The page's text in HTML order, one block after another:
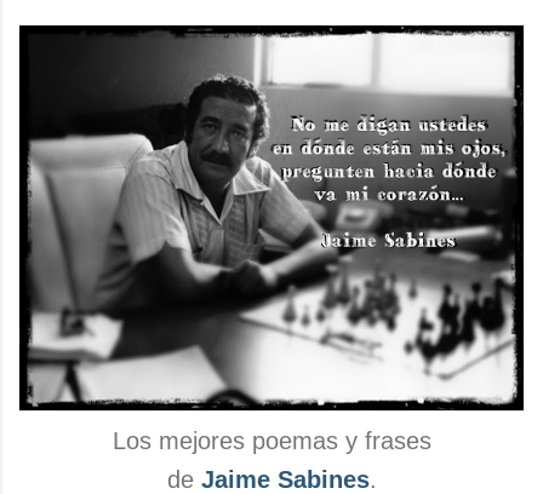
Los mejores poemas y frases
de Jaime Sabines.